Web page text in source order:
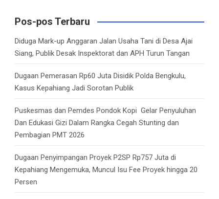
c
Pos-pos Terbaru
Diduga Mark-up Anggaran Jalan Usaha Tani di Desa Ajai
Siang, Publik Desak Inspektorat dan APH Turun Tangan
Dugaan Pemerasan Rp60 Juta Disidik Polda Bengkulu,
Kasus Kepahiang Jadi Sorotan Publik
Puskesmas dan Pemdes Pondok Kopi Gelar Penyuluhan
Dan Edukasi Gizi Dalam Rangka Cegah Stunting dan
Pembagian PMT 2026
Dugaan Penyimpangan Proyek P2SP Rp757 Juta di
Kepahiang Mengemuka, Muncul Isu Fee Proyek hingga 20
Persen